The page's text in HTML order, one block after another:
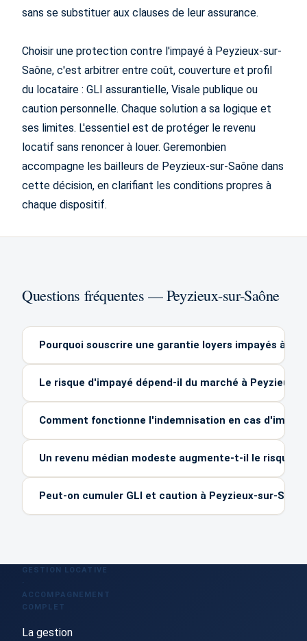
sans se substituer aux clauses de leur assurance.
Choisir une protection contre l'impayé à Peyzieux-sur-
Saône, c'est arbitrer entre coût, couverture et profil
du locataire : GLI assurantielle, Visale publique ou
caution personnelle. Chaque solution a sa logique et
ses limites. L'essentiel est de protéger le revenu
locatif sans renoncer à louer. Geremonbien
accompagne les bailleurs de Peyzieux-sur-Saône dans
cette décision, en clarifiant les conditions propres à
chaque dispositif.
Questions fréquentes — Peyzieux-sur-Saône
Pourquoi souscrire une garantie loyers impayés à
Le risque d'impayé dépend-il du marché à Peyzieux-
Comment fonctionne l'indemnisation en cas
Un revenu médian modeste augmente-t-il le risque à
Peut-on cumuler GLI et caution à Peyzieux-sur-
GESTION LOCATIVE
·
ACCOMPAGNEMENT
COMPLET
La gestion